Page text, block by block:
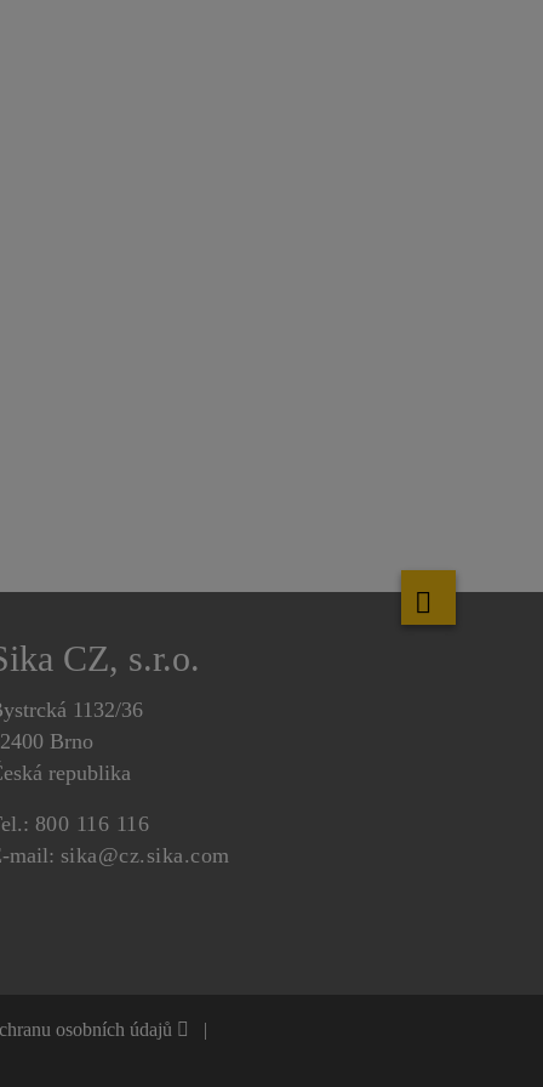
CZ, s.r.o.
1132/36
Brno
republika
800 116 116
mail: sika@cz.sika.com
osobních údajů